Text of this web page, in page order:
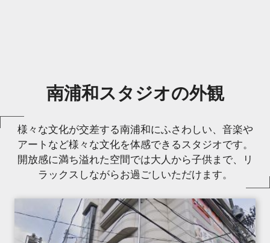
南浦和スタジオの外観
様々な文化が交差する南浦和にふさわしい、音楽や
アートなど様々な文化を体感できるスタジオです。
開放感に満ち溢れた空間では大人から子供まで、リ
ラックスしながらお過ごしいただけます。